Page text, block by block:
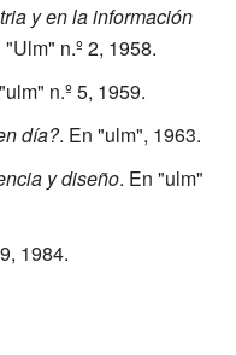
y en la información
"Ulm" n.º 2, 1958.
n.º 5, 1959.
día?. En "ulm", 1963.
y diseño. En "ulm"
1984.